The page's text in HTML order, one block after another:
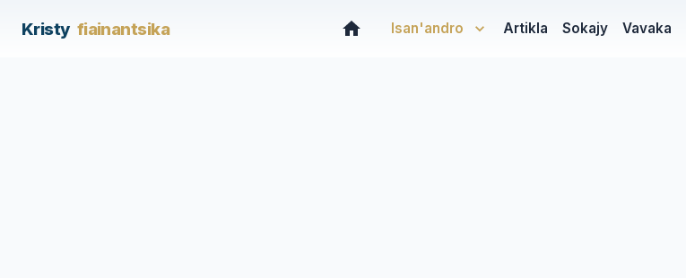
Kristy fiainantsika Isan'andro Artikla Sokajy Vavaka